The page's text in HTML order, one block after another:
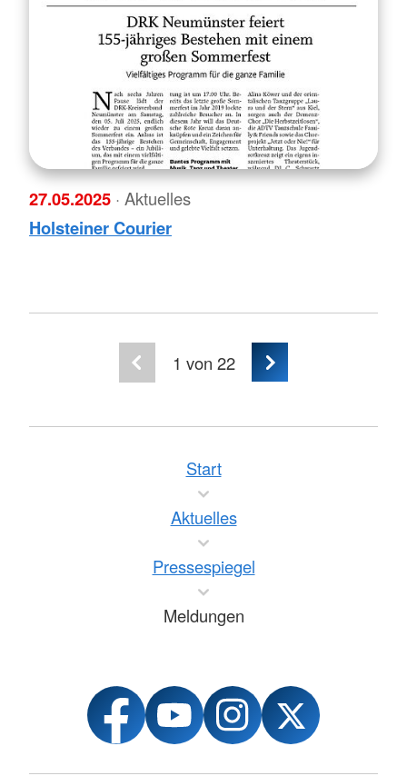
27.05.2025 · Aktuelles
Holsteiner Courier
1 von 22
Start
Aktuelles
Pressespiegel
Meldungen